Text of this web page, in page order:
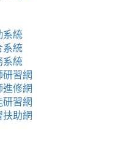
系統
系統
系統
習網
修網
習網
助網